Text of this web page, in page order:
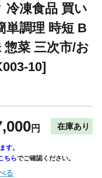
冷凍食品 買い
単調理 時短 B
菜 三次市/お
10]
円 在庫あり
す。
ちらでご確認ください。
る